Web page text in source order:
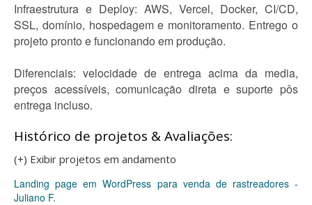
Infraestrutura e Deploy: AWS, Vercel, Docker, CI/CD,
SSL, domínio, hospedagem e monitoramento. Entrego o
projeto pronto e funcionando em produção.
Diferenciais: velocidade de entrega acima da media,
preços acessíveis, comunicação direta e suporte pôs
entrega incluso.
Histórico de projetos & Avaliações:
(+) Exibir projetos em andamento
Landing page em WordPress para venda de rastreadores -
Juliano F.